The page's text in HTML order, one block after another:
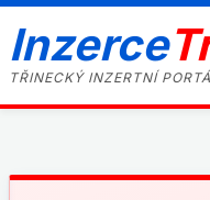
Inzerce
TŘINECKÝ INZERTNÍ